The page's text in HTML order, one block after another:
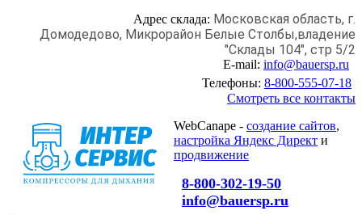
Адрес склада: Московская область, г.
Домодедово, Микрорайон Белые Столбы,владение
"Склады 104", стр 5/2
E-mail: info@bauersp.ru
Телефоны: 8-800-555-07-18
Смотреть все контакты
WebCanape - создание сайтов,
настройка Яндекс Директ и
продвижение
8-800-302-19-50
info@bauersp.ru